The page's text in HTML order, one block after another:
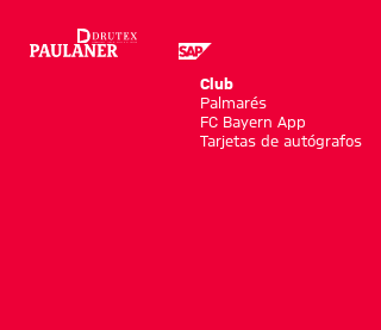
Club
Palmarés
FC Bayern App
Tarjetas de autógrafos